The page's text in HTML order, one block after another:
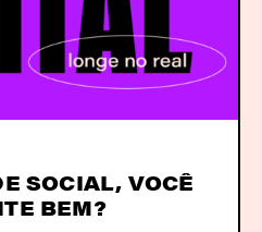
SOCIAL, VOCÊ
BEM?